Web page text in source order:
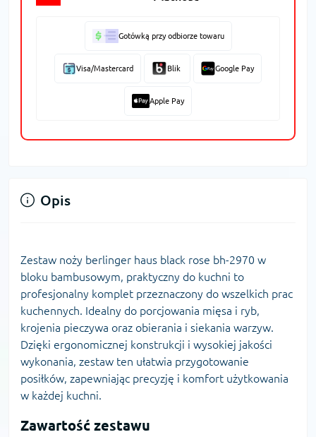
Gotówką przy odbiorze towaru
Visa/Mastercard Blik Google Pay
Apple Pay
Opis
Zestaw noży berlinger haus black rose bh-2970 w
bloku bambusowym, praktyczny do kuchni to
profesjonalny komplet przeznaczony do wszelkich prac
kuchennych. Idealny do porcjowania mięsa i ryb,
krojenia pieczywa oraz obierania i siekania warzyw.
Dzięki ergonomicznej konstrukcji i wysokiej jakości
wykonania, zestaw ten ułatwia przygotowanie
posiłków, zapewniając precyzję i komfort użytkowania
w każdej kuchni.
Zawartość zestawu